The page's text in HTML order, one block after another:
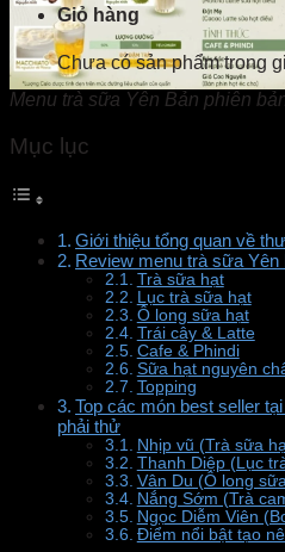
Giỏ hàng
Chưa có sản phẩm trong
Menu trà sữa Yên Bản phiên
Mục lục
Giới thiệu tổng quan về
Review menu trà sữa Yên
Trà sữa hạt
Lục trà sữa hạt
Ô long sữa hạt
Trái cây & Latte
Cafe & Phindi
Sữa hạt nguyên
Topping
Top các món best seller
phải thử
Nhịp vũ (Trà sữa
Thanh Diệp (Lục
Vân Du (Ô long
Nắng Sớm (Trà
Ngọc Diễm Viên
Điểm nổi bật tạo